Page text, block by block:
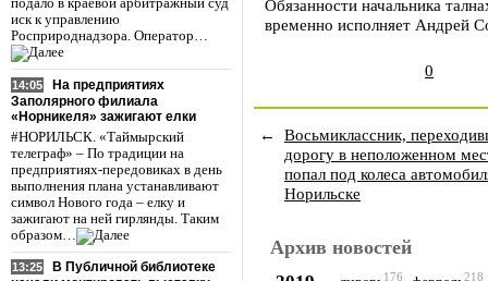
иск к управлению
Росприроднадзора. Оператор…
14:05
На предприятиях
Заполярного филиала
«Норникеля» зажигают елки
#НОРИЛЬСК. «Таймырский
телеграф» – По традиции на
предприятиях-передовиках в день
выполнения плана устанавливают
символ Нового года – елку и
зажигают на ней гирлянды. Таким
образом…
13:25
В Публичной библиотеке
Обязанности начальника
временно исполняет Андрей
0
←
Восьмиклассник,
дорогу в неположенном
попал под колеса
Норильске
Архив новостей
176 218